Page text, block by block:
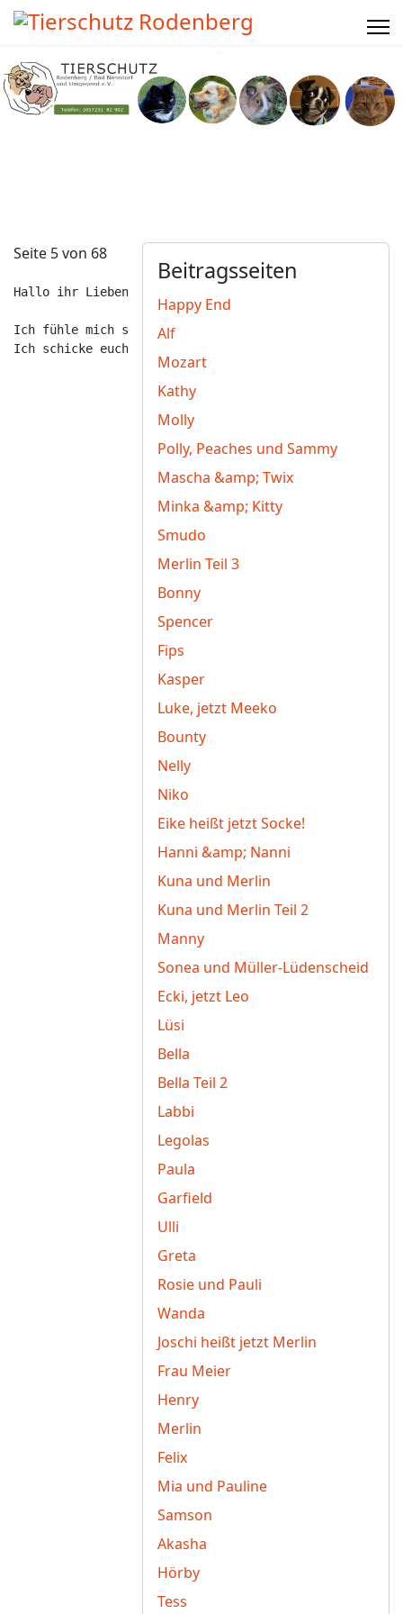
Beitragsseiten
Happy End
Alf
Mozart
Kathy
Molly
Polly, Peaches und Sammy
Mascha &amp; Twix
Minka &amp; Kitty
Smudo
Merlin Teil 3
Bonny
Spencer
Fips
Kasper
Luke, jetzt Meeko
Bounty
Nelly
Niko
Eike heißt jetzt Socke!
Hanni &amp; Nanni
Kuna und Merlin
Kuna und Merlin Teil 2
Manny
Sonea und Müller-Lüdenscheid
Ecki, jetzt Leo
Lüsi
Bella
Bella Teil 2
Labbi
Legolas
Paula
Garfield
Ulli
Greta
Rosie und Pauli
Wanda
Joschi heißt jetzt Merlin
Frau Meier
Henry
Merlin
Felix
Mia und Pauline
Samson
Akasha
Hörby
Tess
Seite 5 von 68
Hallo ihr Lieben!
Ich fühle mich sau wohl bei meiner neuen Familie.
Ich schicke euch ein paar Fotos von mir und von mit